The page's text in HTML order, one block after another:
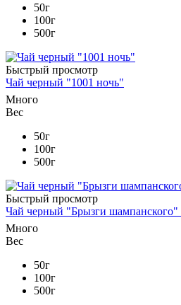
50г
100г
500г
Быстрый просмотр
Чай черный "1001 ночь"
Много
Вес
50г
100г
500г
Быстрый просмотр
Чай черный "Брызги
Много
Вес
50г
100г
500г